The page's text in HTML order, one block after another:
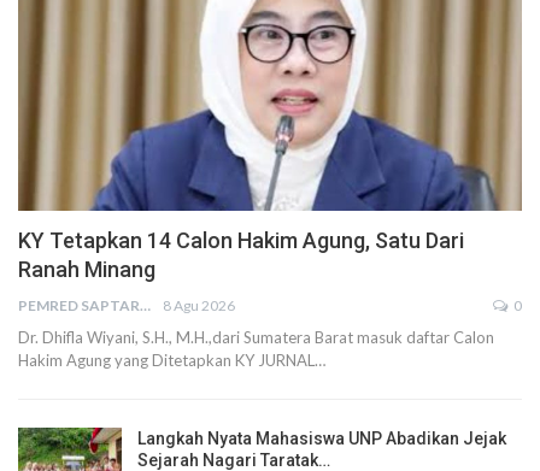
KY Tetapkan 14 Calon Hakim Agung, Satu Dari
Ranah Minang
PEMRED SAPTARIUS 8 Agu 2026 0
Dr. Dhifla Wiyani, S.H., M.H.,dari Sumatera Barat masuk daftar Calon
Hakim Agung yang Ditetapkan KY JURNAL…
Langkah Nyata Mahasiswa UNP Abadikan Jejak
Sejarah Nagari Taratak…